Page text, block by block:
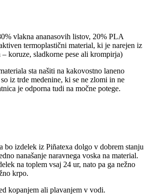
vlakna ananasovih listov, 20% PLA
termoplastični material, ki je narejen iz
– koruze, sladkorne pese ali krompirja)
sta našiti na kakovostno laneno
iz trde medenine, ki se ne zlomi in ne
je odporna tudi na močne potege.
bo izdelek iz Piñatexa dolgo v dobrem stanju
nanašanje naravnega voska na material.
na toplem vsaj 24 ur, nato pa ga nežno
krpo.
kopanjem ali plavanjem v vodi.